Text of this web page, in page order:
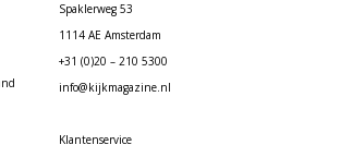
Spaklerweg 53
1114 AE Amsterdam
+31 (0)20 – 210 5300
info@kijkmagazine.nl
Klantenservice